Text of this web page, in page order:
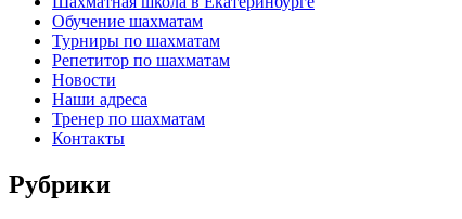
Обучение шахматам
Турниры по шахматам
Репетитор по шахматам
Новости
Наши адреса
Тренер по шахматам
Контакты
Рубрики